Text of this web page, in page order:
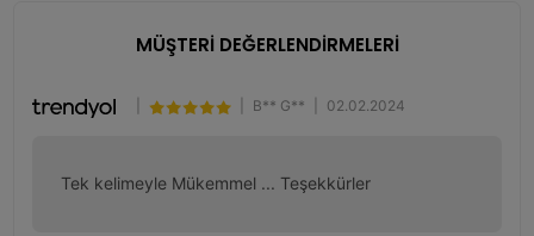
MÜŞTERİ DEĞERLENDİRMELERİ
B** G** 02.02.2024
Tek kelimeyle Mükemmel ... Teşekkürler